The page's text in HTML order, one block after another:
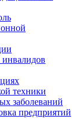
инвалидов
техники
заболеваний
предприятий